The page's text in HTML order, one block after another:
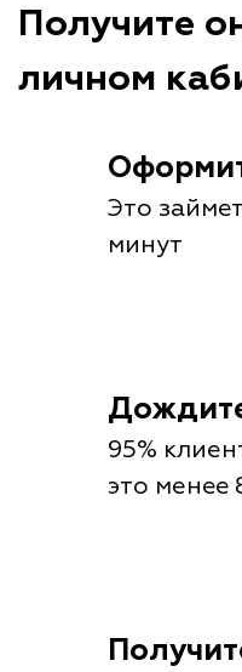
Получите
личном
Это
минут
95%
это менее